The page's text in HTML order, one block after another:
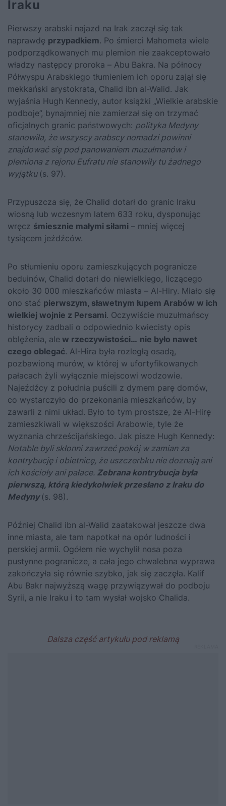
Iraku
Pierwszy arabski najazd na Irak zaczął się tak
naprawdę przypadkiem. Po śmierci Mahometa wiele
podporządkowanych mu plemion nie zaakceptowało
władzy następcy proroka – Abu Bakra. Na północy
Półwyspu Arabskiego tłumieniem ich oporu zajął się
mekkański arystokrata, Chalid ibn al-Walid. Jak
wyjaśnia Hugh Kennedy, autor książki „Wielkie arabskie
podboje”, bynajmniej nie zamierzał się on trzymać
oficjalnych granic państwowych: polityka Medyny
stanowiła, że wszyscy arabscy nomadzi powinni
znajdować się pod panowaniem muzułmanów i
plemiona z rejonu Eufratu nie stanowiły tu żadnego
wyjątku (s. 97).
Przypuszcza się, że Chalid dotarł do granic Iraku
wiosną lub wczesnym latem 633 roku, dysponując
wręcz śmiesznie małymi siłami – mniej więcej
tysiącem jeźdźców.
Po stłumieniu oporu zamieszkujących pogranicze
beduinów, Chalid dotarł do niewielkiego, liczącego
około 30 000 mieszkańców miasta – Al-Hiry. Miało się
ono stać pierwszym, sławetnym łupem Arabów w ich
wielkiej wojnie z Persami. Oczywiście muzułmańscy
historycy zadbali o odpowiednio kwiecisty opis
oblężenia, ale w rzeczywistości… nie było nawet
czego oblegać. Al-Hira była rozległą osadą,
pozbawioną murów, w której w ufortyfikowanych
pałacach żyli wyłącznie miejscowi wodzowie.
Najeźdźcy z południa puścili z dymem parę domów,
co wystarczyło do przekonania mieszkańców, by
zawarli z nimi układ. Było to tym prostsze, że Al-Hirę
zamieszkiwali w większości Arabowie, tyle że
wyznania chrześcijańskiego. Jak pisze Hugh Kennedy:
Notable byli skłonni zawrzeć pokój w zamian za
kontrybucję i obietnicę, że uszczerbku nie doznają ani
ich kościoły ani pałace. Zebrana kontrybucja była
pierwszą, którą kiedykolwiek przesłano z Iraku do
Medyny (s. 98).
Później Chalid ibn al-Walid zaatakował jeszcze dwa
inne miasta, ale tam napotkał na opór ludności i
perskiej armii. Ogółem nie wychylił nosa poza
pustynne pogranicze, a cała jego chwalebna wyprawa
zakończyła się równie szybko, jak się zaczęła. Kalif
Abu Bakr najwyższą wagę przywiązywał do podboju
Syrii, a nie Iraku i to tam wysłał wojsko Chalida.